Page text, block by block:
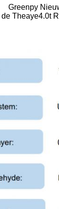
Greenpy
Theaye4.0t